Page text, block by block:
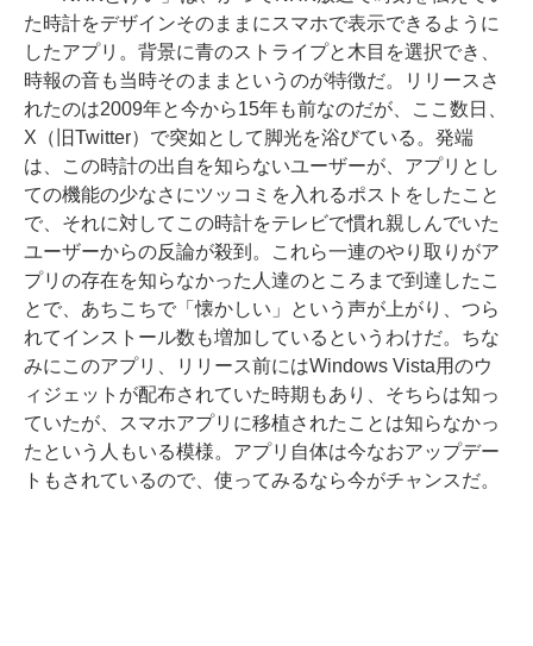
た時計をデザインそのままにスマホで表示できるように
したアプリ。背景に青のストライプと木目を選択でき、
時報の音も当時そのままというのが特徴だ。リリースさ
れたのは2009年と今から15年も前なのだが、ここ数日、
X（旧Twitter）で突如として脚光を浴びている。発端
は、この時計の出自を知らないユーザーが、アプリとし
ての機能の少なさにツッコミを入れるポストをしたこと
で、それに対してこの時計をテレビで慣れ親しんでいた
ユーザーからの反論が殺到。これら一連のやり取りがア
プリの存在を知らなかった人達のところまで到達したこ
とで、あちこちで「懐かしい」という声が上がり、つら
れてインストール数も増加しているというわけだ。ちな
みにこのアプリ、リリース前にはWindows Vista用のウ
ィジェットが配布されていた時期もあり、そちらは知っ
ていたが、スマホアプリに移植されたことは知らなかっ
たという人もいる模様。アプリ自体は今なおアップデー
トもされているので、使ってみるなら今がチャンスだ。